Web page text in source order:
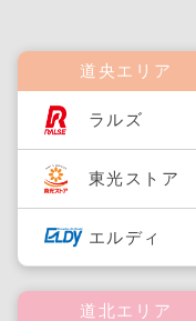
道央エリア
ラルズ
東光ストア
エルディ
道北エリア